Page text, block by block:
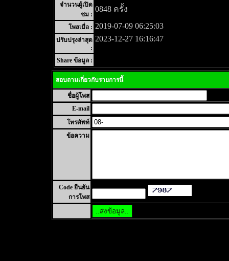
จำนวนผู้เปิด
ชม :
0848 ครั้ง
โพสเมื่อ : 2019-07-09 06:25:03
ปรับปรุงล่าสุด
:
2023-12-27 16:16:47
Share ข้อมูล :
สอบถามเกี่ยวกับรายการนี้
ชื่อผู้โพส
E-mail
โทรศัพท์
ข้อความ
Code ยืนยัน
การโพส